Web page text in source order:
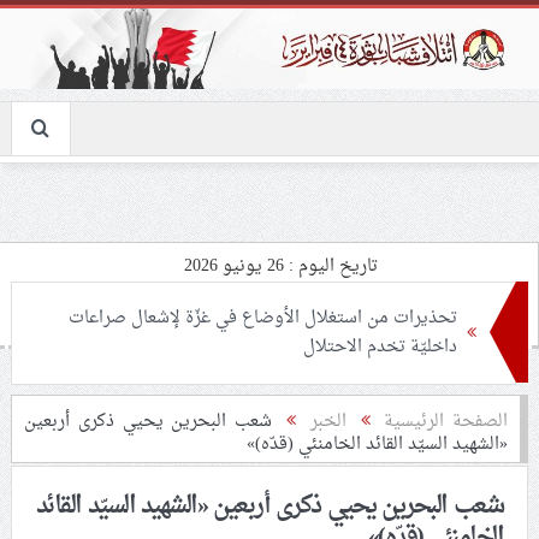
تاريخ اليوم : 26 يونيو 2026
تحذيرات من استغلال الأوضاع في غزّة لإشعال صراعات
داخليّة تخدم الاحتلال
ملفّ إنسانيّ مؤلم.. الأسيرات الفلسطينيّات بين القمع
والإهمال الطبي
55 مأتمًا وحسينيّة يعترضون على الإجراءات القمعيّة للنظام
الصفحة الرئيسية الخبر شعب البحرين يحيي ذكرى أربعين
«الشهيد السيّد القائد الخامنئي (قدّه)»
شعب البحرين يحيي ذكرى أربعين «الشهيد السيّد القائد